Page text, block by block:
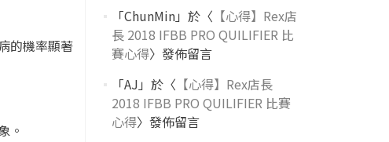
的機率顯著
。
「ChunMin」於〈 【心得】Rex店
長 2018 IFBB PRO QUILIFIER 比
賽心得〉發佈留言
「AJ 」於〈 【心得】Rex店長
2018 IFBB PRO QUILIFIER 比賽
心得〉發佈留言